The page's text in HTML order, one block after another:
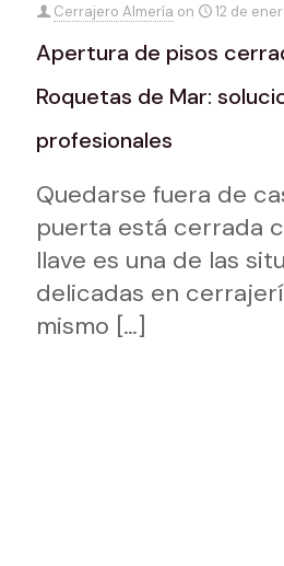
Cerrajero Almería on 12 de
Apertura de pisos
Roquetas de Mar:
profesionales
Quedarse fuera de
puerta está cerrada
llave es una de las
delicadas en
mismo […]